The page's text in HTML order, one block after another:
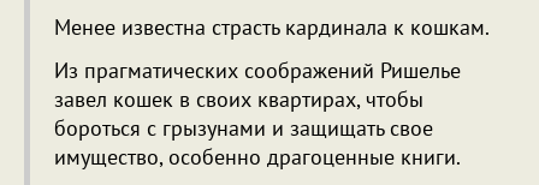
Менее известна страсть кардинала к кошкам.
Из прагматических соображений Ришелье
завел кошек в своих квартирах, чтобы
бороться с грызунами и защищать свое
имущество, особенно драгоценные книги.